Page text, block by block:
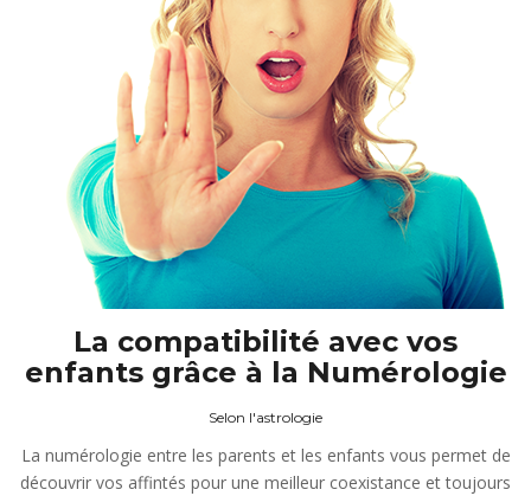
La compatibilité avec vos
enfants grâce à la Numérologie
Selon l'astrologie
La numérologie entre les parents et les enfants vous permet de
découvrir vos affintés pour une meilleur coexistance et toujours